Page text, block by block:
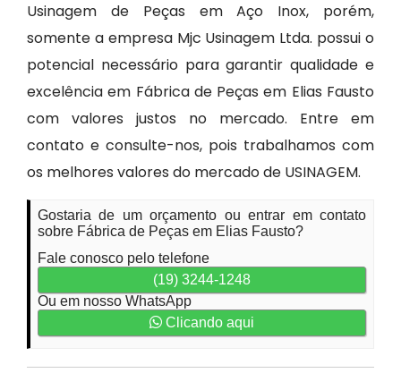
Usinagem de Peças em Aço Inox, porém,
somente a empresa Mjc Usinagem Ltda. possui o
potencial necessário para garantir qualidade e
excelência em Fábrica de Peças em Elias Fausto
com valores justos no mercado. Entre em
contato e consulte-nos, pois trabalhamos com
os melhores valores do mercado de USINAGEM.
Gostaria de um orçamento ou entrar em contato
sobre Fábrica de Peças em Elias Fausto?
Fale conosco pelo telefone
(19) 3244-1248
Ou em nosso WhatsApp
Clicando aqui